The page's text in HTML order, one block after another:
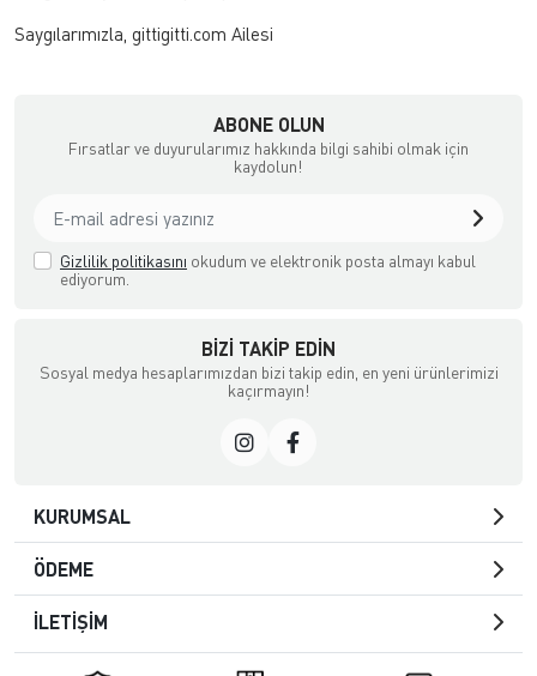
Saygılarımızla, gittigitti.com Ailesi
ABONE OLUN
Fırsatlar ve duyurularımız hakkında bilgi sahibi olmak için
kaydolun!
Gizlilik politikasını okudum ve elektronik posta almayı kabul
ediyorum.
BIZI TAKIP EDIN
Sosyal medya hesaplarımızdan bizi takip edin, en yeni ürünlerimizi
kaçırmayın!
KURUMSAL
ÖDEME
İLETİŞİM